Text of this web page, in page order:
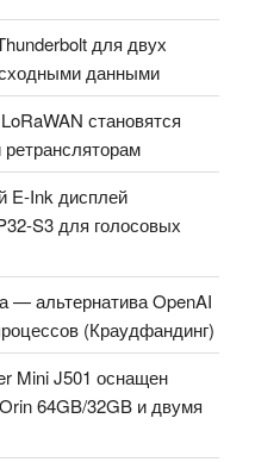
для двух
данными
становятся
E-Ink дисплей
S3 для голосовых
— альтернатива OpenAI
(Краудфандинг)
Mini J501 оснащен
64GB/32GB и двумя